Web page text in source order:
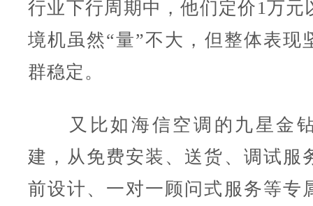
行业下行周期中，他们定价1万元
境机虽然“量”不大，但整体表现
群稳定。
又比如海信空调的九星金
建，从免费安装、送货、调试服
前设计、一对一顾问式服务等专